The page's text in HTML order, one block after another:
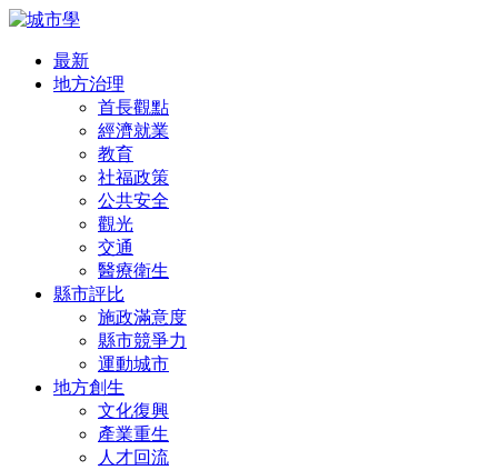
最新
地方治理
首長觀點
經濟就業
教育
社福政策
公共安全
觀光
交通
醫療衛生
縣市評比
施政滿意度
縣市競爭力
運動城市
地方創生
文化復興
產業重生
人才回流